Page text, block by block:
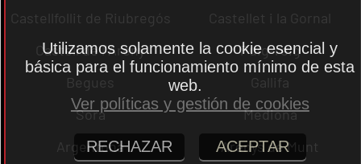
Castellfollit de Riubregós
Castellet i la Gornal
Castell de l´Areny
Puig-reig
Begues
Gallifa
Sora
Mediona
Argentona
Arenys de Munt
Utilizamos solamente la cookie esencial y
básica para el funcionamiento mínimo de esta
web.
Ver políticas y gestión de cookies
RECHAZAR ACEPTAR